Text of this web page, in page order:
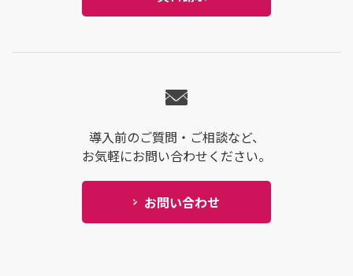
導入前のご質問・ご相談など、
お気軽にお問い合わせください。
お問い合わせ